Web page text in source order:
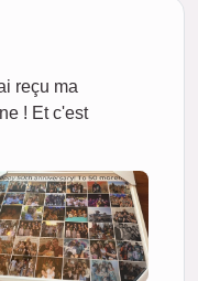
reçu ma
! Et c'est